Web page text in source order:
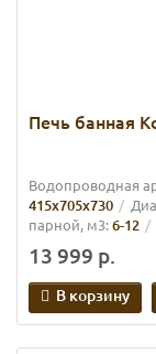
Печь банная
Водопроводная
415х705х730
парной, м3:6-12
13 999 р.
В корзину